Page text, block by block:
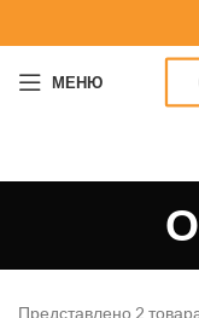
МЕНЮ
Представлено 2